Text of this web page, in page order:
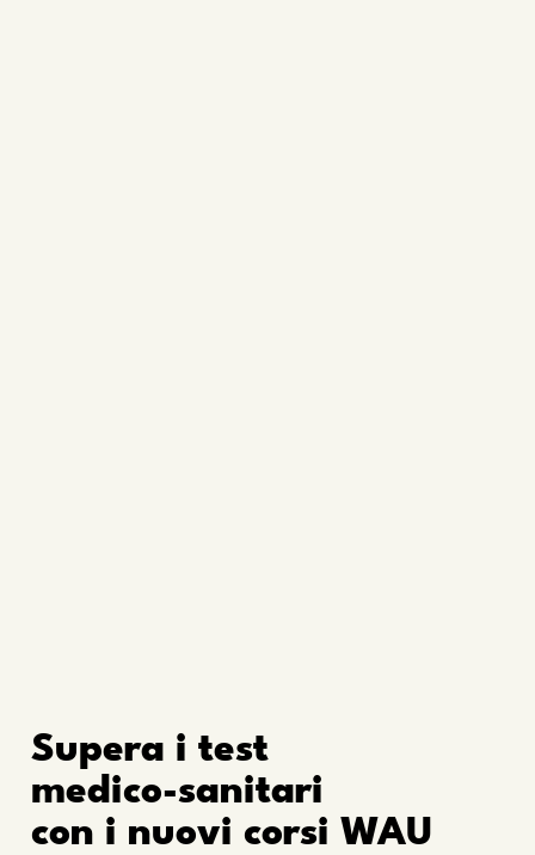
Supera i test
medico-sanitari
con i nuovi corsi WAU